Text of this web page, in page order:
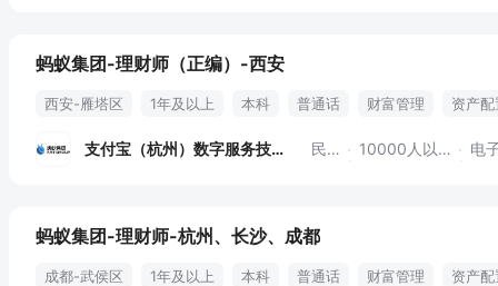
蚂蚁集团-理财师（正编）-西安
西安-雁塔区 1年及以上 本科 普通话 财富管理
资产
支付宝（杭州）数字服务技术 民营 10000人以上 电
蚂蚁集团-理财师-杭州、长沙、成都
成都-武侯区 1年及以上 本科 普通话 财富管理
资产